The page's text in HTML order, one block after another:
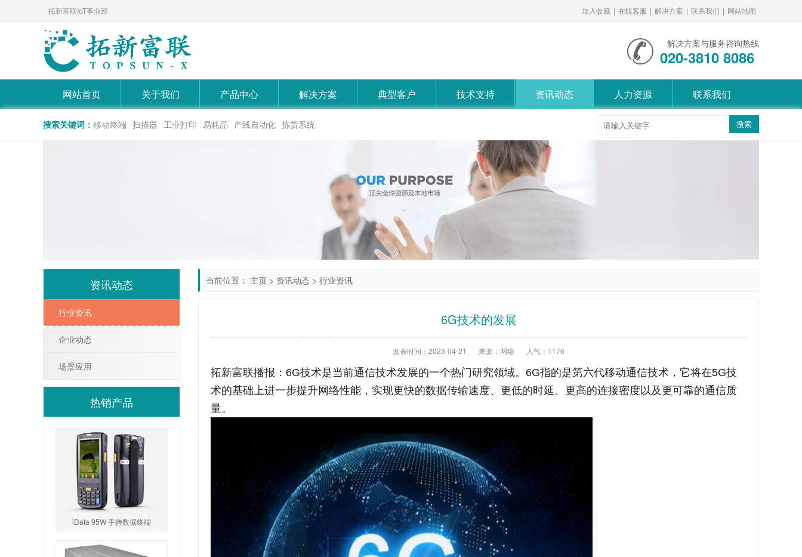
拓新富联IoT事业部 加入收藏 | 在线客服 | 解决方案 | 联系我们 | 网站地图
解决方案与服务咨询热线
020-3810 8086
网站首页 关于我们 产品中心 解决方案 典型客户 技术支持 资讯动态 人力资源 联系我们
搜索关键词： 移动终端 扫描器 工业打印 易耗品 产线自动化 拣货系统
当前位置： 主页 > 资讯动态 > 行业资讯
6G技术的发展
发表时间：2023-04-21 来源：网络 人气： 1176
拓新富联播报：6G技术是当前通信技术发展的一个热门研究领域。6G指的是第六代移动通信技术，它将在5G技
术的基础上进一步提升网络性能，实现更快的数据传输速度、更低的时延、更高的连接密度以及更可靠的通信质
量。
资讯动态
行业资讯
企业动态
场景应用
热销产品
iData 95W 手持数据终端